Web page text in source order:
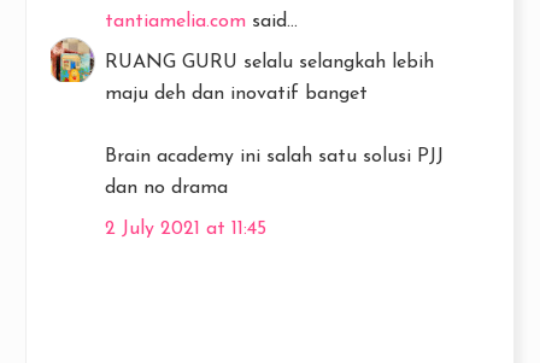
tantiamelia.com said...
RUANG GURU selalu selangkah lebih
maju deh dan inovatif banget
Brain academy ini salah satu solusi PJJ
dan no drama
2 July 2021 at 11:45